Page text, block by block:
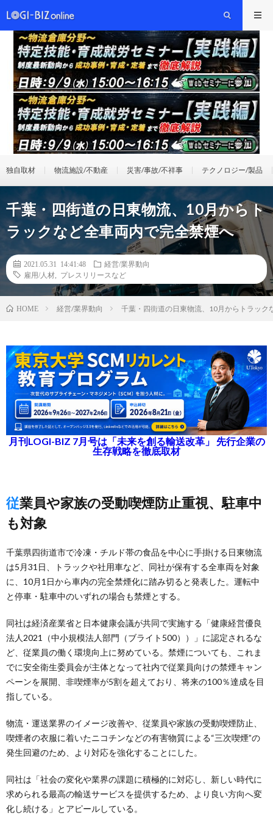
独自取材 物流施設/不動産 災害/事故/不祥事 テクノロジー/製品
千葉・四街道の日東物流、10月からト
ラックなど全車両内で完全禁煙へ
2021.05.31 14:41:48
経営/業界動向
雇用/人材
プレスリリースなど
HOME 経営/業界動向 千葉・四街道の日東物流、10月からトラック
月刊LOGI-BIZ 7月号は「未来を創る輸送改革」 先行企業の
生存戦略を徹底取材
従業員や家族の受動喫煙防止重視、駐車中
も対象
千葉県四街道市で冷凍・チルド帯の食品を中心に手掛ける日東物流
は5月31日、トラックや社用車など、同社が保有する全車両を対象
に、10月1日から車内の完全禁煙化に踏み切ると発表した。運転中
と停車・駐車中のいずれの場合も禁煙とする。
同社は経済産業省と日本健康会議が共同で実施する「健康経営優良
法人2021（中小規模法人部門（ブライト500））」に認定されるな
ど、従業員の働く環境向上に努めている。禁煙についても、これま
でに安全衛生委員会が主体となって社内で従業員向けの禁煙キャン
ペーンを展開、非喫煙率が5割を超えており、将来の100％達成を目
指している。
物流・運送業界のイメージ改善や、従業員や家族の受動喫煙防止、
喫煙者の衣服に着いたニコチンなどの有害物質による“三次喫煙”の
発生回避のため、より対応を強化することにした。
同社は「社会の変化や業界の課題に積極的に対応し、新しい時代に
求められる最高の輸送サービスを提供するため、より良い方向へ変
化し続ける」とアピールしている。